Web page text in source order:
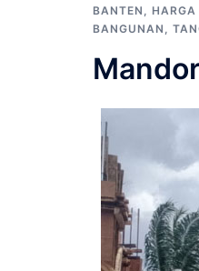
BANTEN , HARGA
BANGUNAN ,